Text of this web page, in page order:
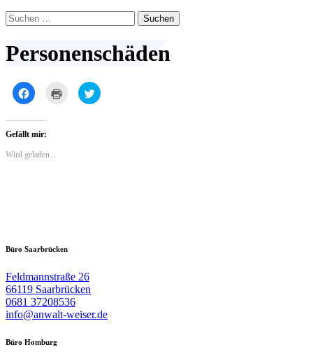
Suchen
nach:
Personenschäden
Klick,
um
zu
teilen
(Wird
in
neuem
Klicken
zum
Ausdrucken
Klick,
um
Gefällt mir:
Wird geladen...
Büro Saarbrücken
Feldmannstraße 26
66119 Saarbrücken
0681 37208536
info@anwalt-weiser.de
Büro Homburg